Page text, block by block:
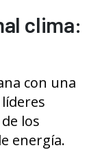
clima:
con una
los
energía.